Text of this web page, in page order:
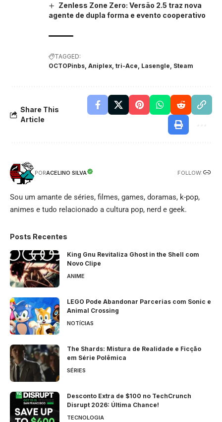
Zenless Zone Zero: Versão 2.5 traz nova
agente de dupla forma e evento cooperativo
TAGGED:
OCTOPinbs, Aniplex, tri-Ace, Lasengle, Steam
Share This
Article
PORACELINO SILVA FOLLOW:
Sou um amante de séries, filmes, games, doramas, k-pop,
animes e tudo relacionado a cultura pop, nerd e geek.
Posts Recentes
King Gnu Revitaliza Ghost in the Shell com
Novo Clipe
ANIME
LEGO Pode Abandonar Parcerias com Sonic e
Animal Crossing
NOTÍCIAS
The Shards: Mistura de Realidade e Ficção
em Série Polêmica
SÉRIES
Desconto Extra de $100 no TechCrunch
Disrupt 2026: Última Chance!
TECNOLOGIA